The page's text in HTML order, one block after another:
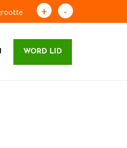
+ -
WORD LID